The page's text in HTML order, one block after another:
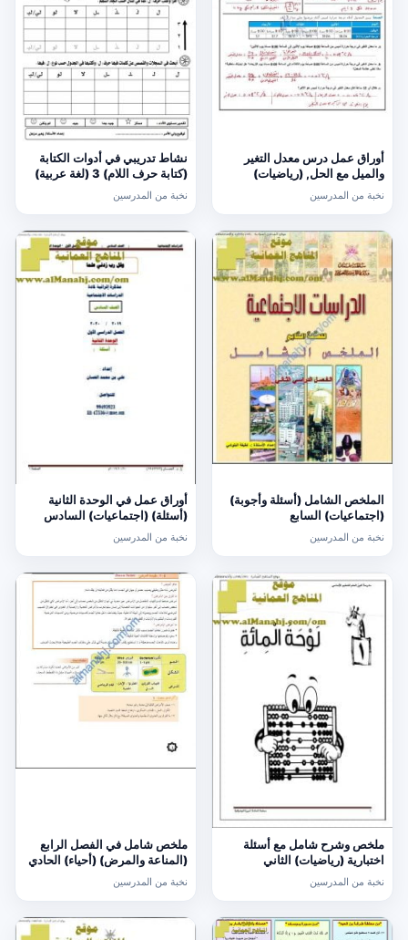
أوراق عمل درس معدل التغير
والميل مع الحل, (رياضيات)
الحادي عشر العام
نخبة من المدرسين
نشاط تدريبي في أدوات الكتابة
(كتابة حرف اللام) 3 (لغة عربية)
نخبة من المدرسين
الملخص الشامل (أسئلة وأجوبة)
(اجتماعيات) السابع
نخبة من المدرسين
أوراق عمل في الوحدة الثانية
(أسئلة) (اجتماعيات) السادس
نخبة من المدرسين
ملخص وشرح شامل مع أسئلة
اختبارية (رياضيات) الثاني
نخبة من المدرسين
ملخص شامل في الفصل الرابع
(المناعة والمرض) (أحياء) الحادي
نخبة من المدرسين